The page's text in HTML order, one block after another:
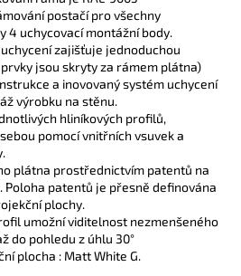
postačí pro všechny
4 uchycovací montážní body.
zajišťuje jednoduchou
jsou skryty za rámem plátna)
a inovovaný systém uchycení
výrobku na stěnu.
hliníkových profilů,
pomocí vnitřních vsuvek a
plátna prostřednictvím patentů na
Poloha patentů je přesně definována
plochy.
umožní viditelnost nezmenšeného
do pohledu z úhlu 30°
plocha : Matt White G.